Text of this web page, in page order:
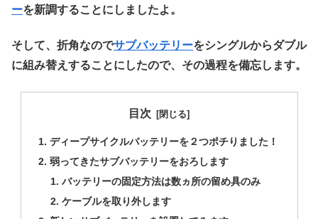
ーを新調することにしましたよ。
そして、折角なのでサブバッテリーをシングルからダブル
に組み替えすることにしたので、その過程を備忘します。
目次
ディープサイクルバッテリーを２つポチりました！
弱ってきたサブバッテリーをおろします
バッテリーの固定方法は数ヵ所の留め具のみ
ケーブルを取り外します